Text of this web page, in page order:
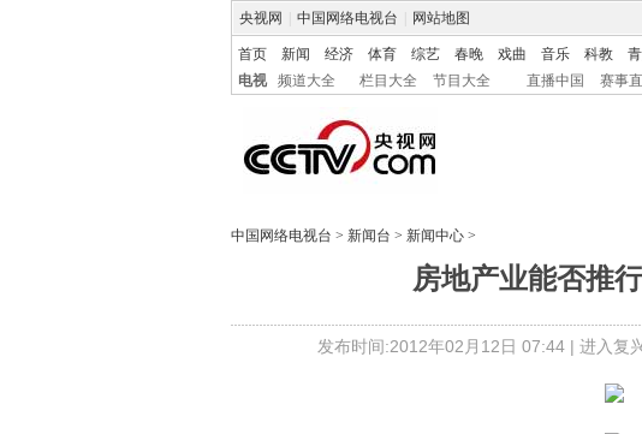
央视网 中国网络电视台 网站地图
首页 新闻 经济 体育 综艺 春晚 戏曲 音乐 科教
电视
频道大全 栏目大全 节目大全 直播中国 赛事
中国网络电视台 > 新闻台 > 新闻中心 >
房地产业能否推
发布时间:2012年02月12日 07:44 | 进入复